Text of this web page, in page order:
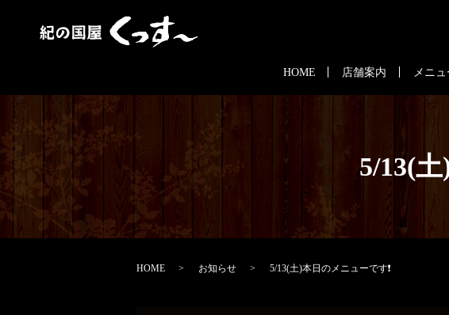
HOME 店舗案内 メニュ
5/13(
HOME お知らせ 5/13(土)本日のメニューです❗